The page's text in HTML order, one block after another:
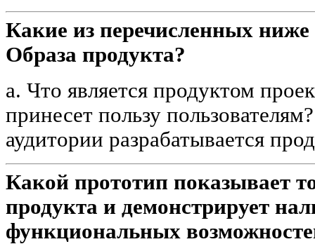
Какие из перечисленных
Образа продукта?
a. Что является продуктом
принесет пользу
аудитории разрабатывается
Какой прототип показывает
продукта и демонстрирует
функциональных